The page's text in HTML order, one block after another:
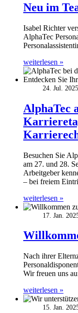
Neu im
Isabel Richter
AlphaTec
weiterlesen »
24. Jul. 2025
AlphaTec
Besuchen Sie
am 27. und 28.
Arbeitgeber
– bei freiem
weiterlesen »
17. Jan.
Nach ihrer
Wir freuen uns
weiterlesen »
15. Jan.